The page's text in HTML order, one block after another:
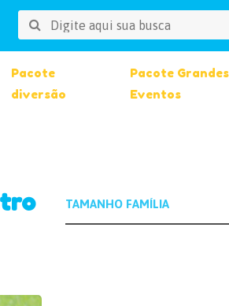
Pacote
diversão
Pacote Grandes
Eventos